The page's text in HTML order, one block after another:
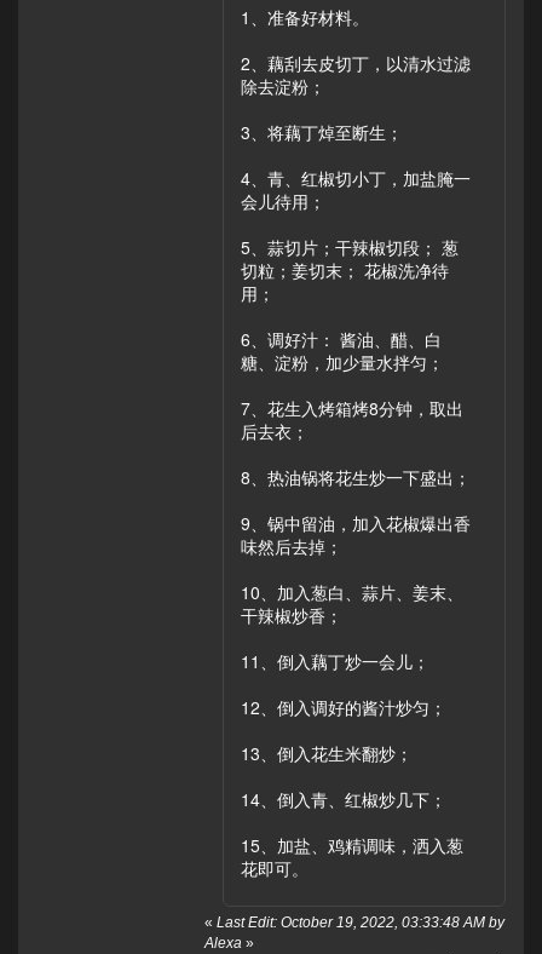
1、准备好材料。
2、藕刮去皮切丁，以清水过滤
除去淀粉；
3、将藕丁焯至断生；
4、青、红椒切小丁，加盐腌一
会儿待用；
5、蒜切片；干辣椒切段； 葱
切粒；姜切末； 花椒洗净待
用；
6、调好汁： 酱油、醋、白
糖、淀粉，加少量水拌匀；
7、花生入烤箱烤8分钟，取出
后去衣；
8、热油锅将花生炒一下盛出；
9、锅中留油，加入花椒爆出香
味然后去掉；
10、加入葱白、蒜片、姜末、
干辣椒炒香；
11、倒入藕丁炒一会儿；
12、倒入调好的酱汁炒匀；
13、倒入花生米翻炒；
14、倒入青、红椒炒几下；
15、加盐、鸡精调味，洒入葱
花即可。
« Last Edit: October 19, 2022, 03:33:48 AM by
Alexa »